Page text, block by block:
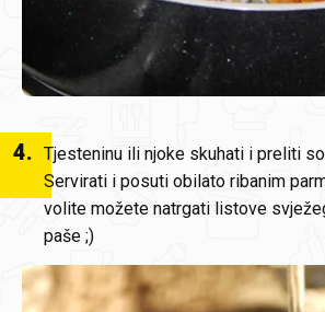
4. Tjesteninu ili njoke skuhati i preliti
Servirati i posuti obilato ribanim
volite možete natrgati listove
paše ;)